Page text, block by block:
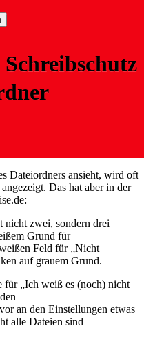
Dateiordners ansieht, wird oft
Das hat aber in der
nicht zwei, sondern drei
Grund für
Feld für „Nicht
auf grauem Grund.
für „Ich weiß es (noch) nicht
an den Einstellungen etwas
alle Dateien sind